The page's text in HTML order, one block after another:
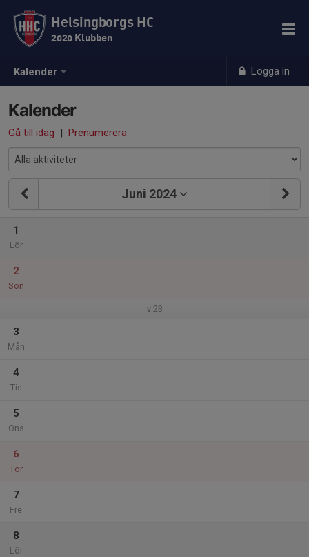
Kalender Logga in
Helsingborgs HC
2020 Klubben
Kalender
Gå till idag | Prenumerera
Juni 2024
1
Lör
2
Sön
v.23
3
Mån
4
Tis
5
Ons
6
Tor
7
Fre
8
Lör